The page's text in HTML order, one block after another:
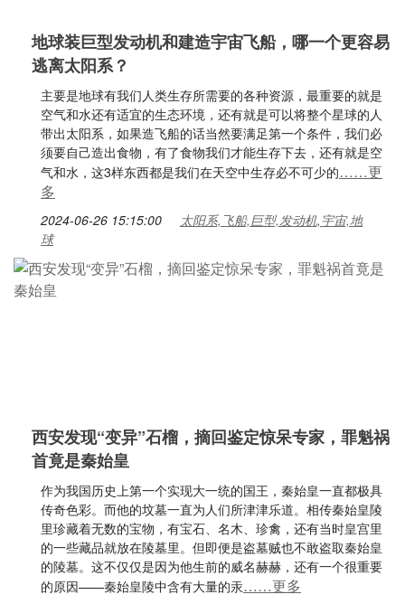
地球装巨型发动机和建造宇宙飞船，哪一个更容易
逃离太阳系？
主要是地球有我们人类生存所需要的各种资源，最重要的就是
空气和水还有适宜的生态环境，还有就是可以将整个星球的人
带出太阳系，如果造飞船的话当然要满足第一个条件，我们必
须要自己造出食物，有了食物我们才能生存下去，还有就是空
气和水，这3样东西都是我们在天空中生存必不可少的……更
多
2024-06-26 15:15:00
太阳系,飞船,巨型,发动机,宇宙,地
球
西安发现“变异”石榴，摘回鉴定惊呆专家，罪魁祸
首竟是秦始皇
作为我国历史上第一个实现大一统的国王，秦始皇一直都极具
传奇色彩。而他的坟墓一直为人们所津津乐道。相传秦始皇陵
里珍藏着无数的宝物，有宝石、名木、珍禽，还有当时皇宫里
的一些藏品就放在陵墓里。但即便是盗墓贼也不敢盗取秦始皇
的陵墓。这不仅仅是因为他生前的威名赫赫，还有一个很重要
的原因——秦始皇陵中含有大量的汞……更多